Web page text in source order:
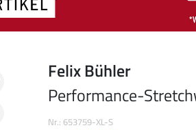
Felix Bühler
Performance-
Nr.: 653759-XL-S